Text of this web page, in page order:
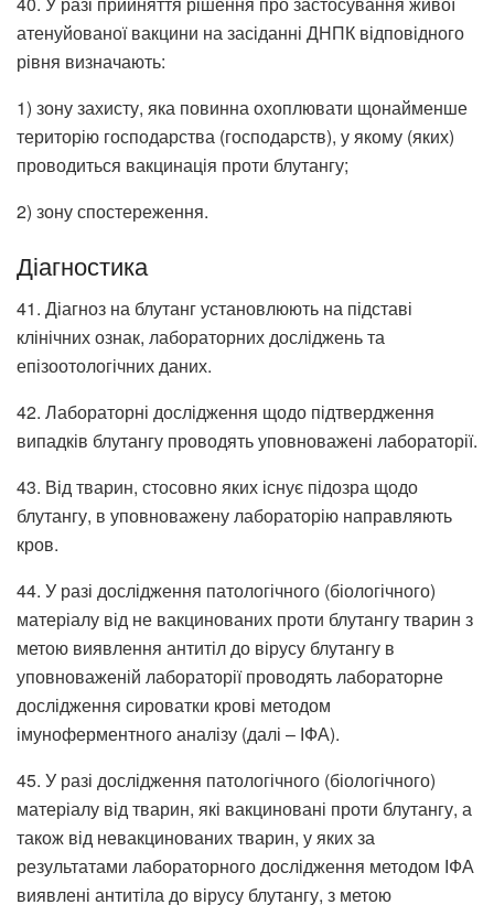
атенуйованої вакцини на засіданні ДНПК відповідного
рівня визначають:
1) зону захисту, яка повинна охоплювати щонайменше
територію господарства (господарств), у якому (яких)
проводиться вакцинація проти блутангу;
2) зону спостереження.
Діагностика
41. Діагноз на блутанг установлюють на підставі
клінічних ознак, лабораторних досліджень та
епізоотологічних даних.
42. Лабораторні дослідження щодо підтвердження
випадків блутангу проводять уповноважені лабораторії.
43. Від тварин, стосовно яких існує підозра щодо
блутангу, в уповноважену лабораторію направляють
кров.
44. У разі дослідження патологічного (біологічного)
матеріалу від не вакцинованих проти блутангу тварин з
метою виявлення антитіл до вірусу блутангу в
уповноваженій лабораторії проводять лабораторне
дослідження сироватки крові методом
імуноферментного аналізу (далі – ІФА).
45. У разі дослідження патологічного (біологічного)
матеріалу від тварин, які вакциновані проти блутангу, а
також від невакцинованих тварин, у яких за
результатами лабораторного дослідження методом ІФА
виявлені антитіла до вірусу блутангу, з метою